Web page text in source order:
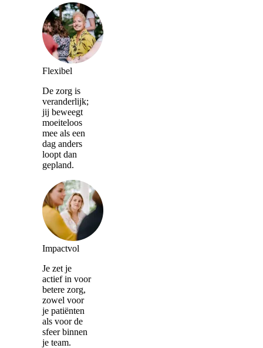
Flexibel
De zorg is
veranderlijk;
jij beweegt
moeiteloos
mee als een
dag anders
loopt dan
gepland.
Impactvol
Je zet je
actief in voor
betere zorg,
zowel voor
je patiënten
als voor de
sfeer binnen
je team.